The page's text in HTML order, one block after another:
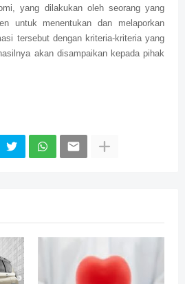
yang dilakukan oleh seorang yang
untuk menentukan dan melaporkan
tersebut dengan kriteria-kriteria yang
akan disampaikan kepada pihak